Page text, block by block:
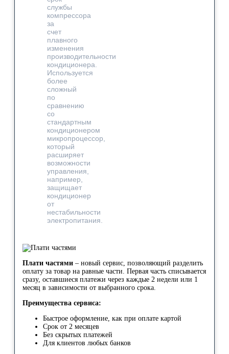
службы
компрессора
за
счет
плавного
изменения
производительности
кондиционера.
Используется
более
сложный
по
сравнению
со
стандартным
кондиционером
микропроцессор,
который
расширяет
возможности
управления,
например,
защищает
кондиционер
от
нестабильности
электропитания.
Плати частями – новый сервис, позволяющий разделить
оплату за товар на равные части. Первая часть списывается
сразу, оставшиеся платежи через каждые 2 недели или 1
месяц в зависимости от выбранного срока.
Преимущества сервиса:
Быстрое оформление, как при оплате картой
Срок от 2 месяцев
Без скрытых платежей
Для клиентов любых банков